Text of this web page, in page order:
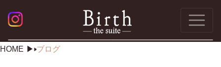
HOME ブログ